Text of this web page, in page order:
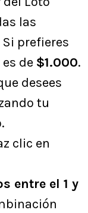
las
Si prefieres
de $1.000.
desees
tu
clic en
entre el 1 y